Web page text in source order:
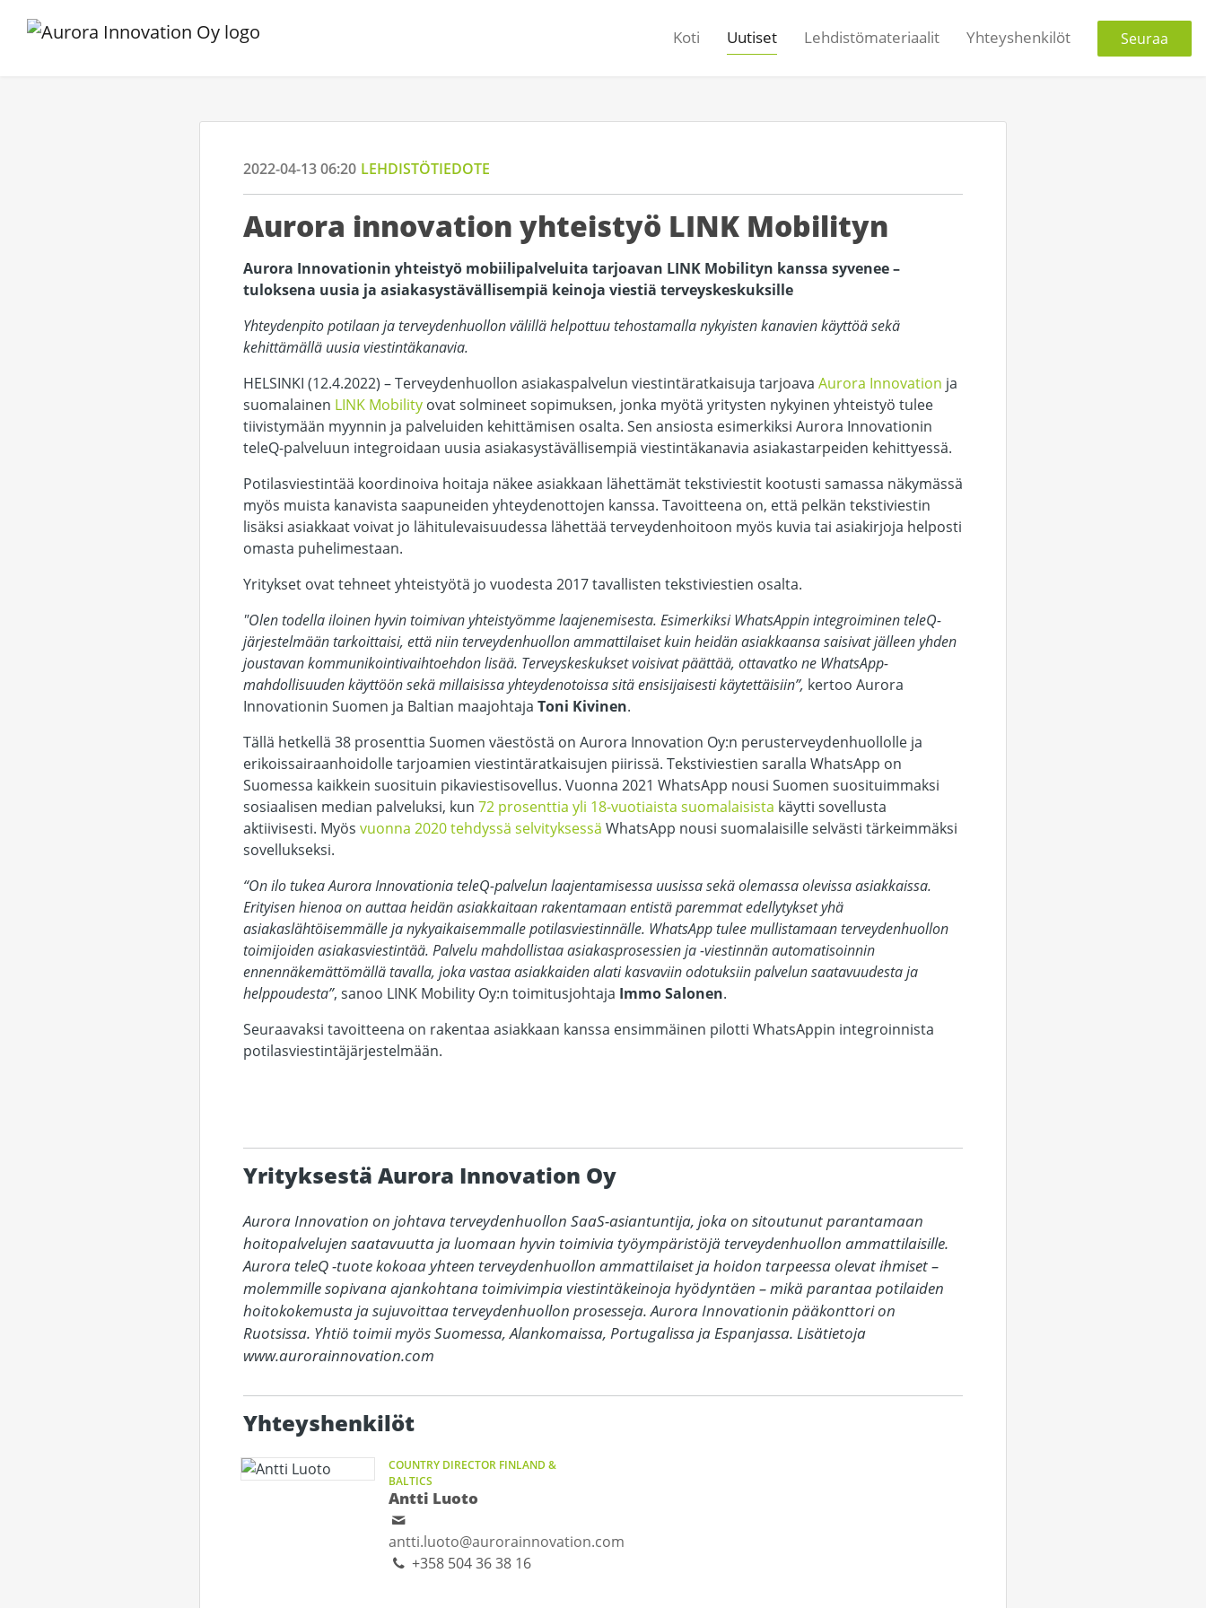
Koti Uutiset Lehdistömateriaalit Yhteyshenkilöt Seuraa
2022-04-13 06:20 LEHDISTÖTIEDOTE
Aurora innovation yhteistyö LINK Mobilityn
Aurora Innovationin yhteistyö mobiilipalveluita tarjoavan LINK Mobilityn kanssa syvenee –
tuloksena uusia ja asiakasystävällisempiä keinoja viestiä terveyskeskuksille
Yhteydenpito potilaan ja terveydenhuollon välillä helpottuu tehostamalla nykyisten kanavien käyttöä sekä
kehittämällä uusia viestintäkanavia.
HELSINKI (12.4.2022) – Terveydenhuollon asiakaspalvelun viestintäratkaisuja tarjoava Aurora Innovation ja
suomalainen LINK Mobility ovat solmineet sopimuksen, jonka myötä yritysten nykyinen yhteistyö tulee
tiivistymään myynnin ja palveluiden kehittämisen osalta. Sen ansiosta esimerkiksi Aurora Innovationin
teleQ-palveluun integroidaan uusia asiakasystävällisempiä viestintäkanavia asiakastarpeiden kehittyessä.
Potilasviestintää koordinoiva hoitaja näkee asiakkaan lähettämät tekstiviestit kootusti samassa näkymässä
myös muista kanavista saapuneiden yhteydenottojen kanssa. Tavoitteena on, että pelkän tekstiviestin
lisäksi asiakkaat voivat jo lähitulevaisuudessa lähettää terveydenhoitoon myös kuvia tai asiakirjoja helposti
omasta puhelimestaan.
Yritykset ovat tehneet yhteistyötä jo vuodesta 2017 tavallisten tekstiviestien osalta.
"Olen todella iloinen hyvin toimivan yhteistyömme laajenemisesta. Esimerkiksi WhatsAppin integroiminen teleQ-
järjestelmään tarkoittaisi, että niin terveydenhuollon ammattilaiset kuin heidän asiakkaansa saisivat jälleen yhden
joustavan kommunikointivaihtoehdon lisää. Terveyskeskukset voisivat päättää, ottavatko ne WhatsApp-
mahdollisuuden käyttöön sekä millaisissa yhteydenotoissa sitä ensisijaisesti käytettäisiin”, kertoo Aurora
Innovationin Suomen ja Baltian maajohtaja Toni Kivinen.
Tällä hetkellä 38 prosenttia Suomen väestöstä on Aurora Innovation Oy:n perusterveydenhuollolle ja
erikoissairaanhoidolle tarjoamien viestintäratkaisujen piirissä. Tekstiviestien saralla WhatsApp on
Suomessa kaikkein suosituin pikaviestisovellus. Vuonna 2021 WhatsApp nousi Suomen suosituimmaksi
sosiaalisen median palveluksi, kun 72 prosenttia yli 18-vuotiaista suomalaisista käytti sovellusta
aktiivisesti. Myös vuonna 2020 tehdyssä selvityksessä WhatsApp nousi suomalaisille selvästi tärkeimmäksi
sovellukseksi.
“On ilo tukea Aurora Innovationia teleQ-palvelun laajentamisessa uusissa sekä olemassa olevissa asiakkaissa.
Erityisen hienoa on auttaa heidän asiakkaitaan rakentamaan entistä paremmat edellytykset yhä
asiakaslähtöisemmälle ja nykyaikaisemmalle potilasviestinnälle. WhatsApp tulee mullistamaan terveydenhuollon
toimijoiden asiakasviestintää. Palvelu mahdollistaa asiakasprosessien ja -viestinnän automatisoinnin
ennennäkemättömällä tavalla, joka vastaa asiakkaiden alati kasvaviin odotuksiin palvelun saatavuudesta ja
helppoudesta”, sanoo LINK Mobility Oy:n toimitusjohtaja Immo Salonen.
Seuraavaksi tavoitteena on rakentaa asiakkaan kanssa ensimmäinen pilotti WhatsAppin integroinnista
potilasviestintäjärjestelmään.
Yrityksestä Aurora Innovation Oy
Aurora Innovation on johtava terveydenhuollon SaaS-asiantuntija, joka on sitoutunut parantamaan
hoitopalvelujen saatavuutta ja luomaan hyvin toimivia työympäristöjä terveydenhuollon ammattilaisille.
Aurora teleQ -tuote kokoaa yhteen terveydenhuollon ammattilaiset ja hoidon tarpeessa olevat ihmiset –
molemmille sopivana ajankohtana toimivimpia viestintäkeinoja hyödyntäen – mikä parantaa potilaiden
hoitokokemusta ja sujuvoittaa terveydenhuollon prosesseja. Aurora Innovationin pääkonttori on
Ruotsissa. Yhtiö toimii myös Suomessa, Alankomaissa, Portugalissa ja Espanjassa. Lisätietoja
www.aurorainnovation.com
Yhteyshenkilöt
COUNTRY DIRECTOR FINLAND &
BALTICS
Antti Luoto
antti.luoto@aurorainnovation.com
+358 504 36 38 16